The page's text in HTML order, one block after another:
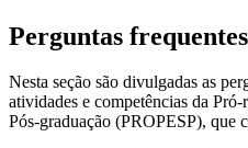
Perguntas
Nesta seção são divulgadas as
atividades e competências da
Pós-graduação (PROPESP), que